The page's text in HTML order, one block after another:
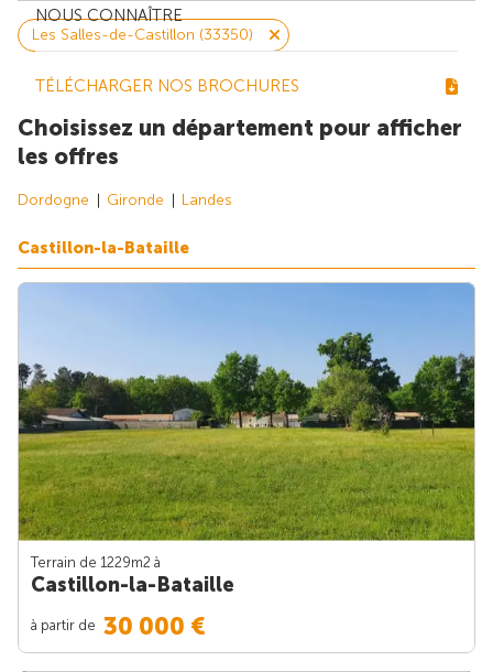
NOUS CONNAÎTRE
TÉLÉCHARGER NOS BROCHURES
Les Salles-de-Castillon (33350)
Choisissez un département pour afficher
les offres
Dordogne Gironde Landes
Castillon-la-Bataille
Terrain de 1229m2 à
Castillon-la-Bataille
à partir de 30 000 €